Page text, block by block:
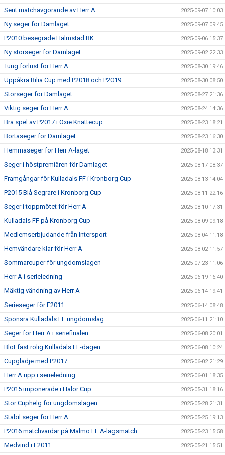
Sent matchavgörande av Herr A 2025-09-07 10:03
Ny seger för Damlaget 2025-09-07 09:45
P2010 besegrade Halmstad BK 2025-09-06 15:37
Ny storseger för Damlaget 2025-09-02 22:33
Tung förlust för Herr A 2025-08-30 19:46
Uppåkra Bilia Cup med P2018 och P2019 2025-08-30 08:50
Storseger för Damlaget 2025-08-27 21:36
Viktig seger för Herr A 2025-08-24 14:36
Bra spel av P2017 i Oxie Knattecup 2025-08-23 18:21
Bortaseger för Damlaget 2025-08-23 16:30
Hemmaseger för Herr A-laget 2025-08-18 13:31
Seger i höstpremiären för Damlaget 2025-08-17 08:37
Framgångar för Kulladals FF i Kronborg Cup 2025-08-13 14:04
P2015 Blå Segrare i Kronborg Cup 2025-08-11 22:16
Seger i toppmötet för Herr A 2025-08-10 17:31
Kulladals FF på Kronborg Cup 2025-08-09 09:18
Medlemserbjudande från Intersport 2025-08-04 11:18
Hemvändare klar för Herr A 2025-08-02 11:57
Sommarcuper för ungdomslagen 2025-07-23 11:06
Herr A i serieledning 2025-06-19 16:40
Mäktig vändning av Herr A 2025-06-14 19:41
Serieseger för F2011 2025-06-14 08:48
Sponsra Kulladals FF ungdomslag 2025-06-11 21:10
Seger för Herr A i seriefinalen 2025-06-08 20:01
Blöt fast rolig Kulladals FF-dagen 2025-06-08 10:24
Cupglädje med P2017 2025-06-02 21:29
Herr A upp i serieledning 2025-06-01 18:35
P2015 imponerade i Halör Cup 2025-05-31 18:16
Stor Cuphelg för ungdomslagen 2025-05-28 21:31
Stabil seger för Herr A 2025-05-25 19:13
P2016 matchvärdar på Malmö FF A-lagsmatch 2025-05-23 15:58
Medvind i F2011 2025-05-21 15:51